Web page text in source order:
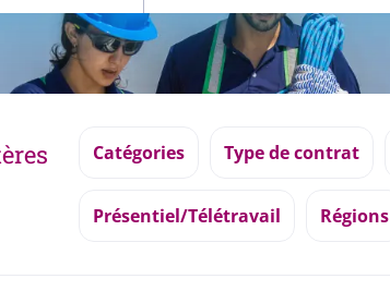
Catégories Type de contrat
Présentiel/Télétravail Régions